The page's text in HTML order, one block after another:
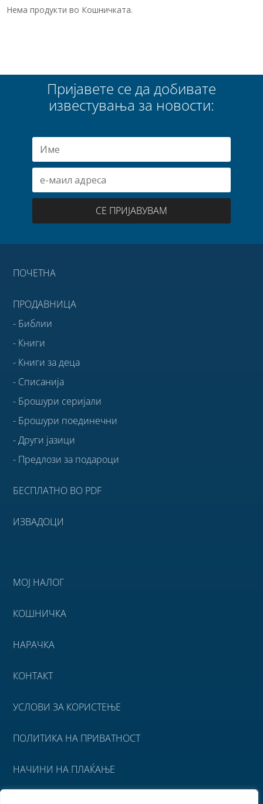
Нема продукти во Кошничката.
Пријавете се да добивате
известувања за новости:
СЕ ПРИЈАВУВАМ
ПОЧЕТНА
ПРОДАВНИЦА
- Библии
- Книги
- Книги за деца
- Списанија
- Брошури серијали
- Брошури поединечни
- Други јазици
- Предлози за подароци
БЕСПЛАТНО ВО PDF
ИЗВАДОЦИ
МОЈ НАЛОГ
КОШНИЧКА
НАРАЧКА
КОНТАКТ
УСЛОВИ ЗА КОРИСТЕЊЕ
ПОЛИТИКА НА ПРИВАТНОСТ
НАЧИНИ НА ПЛАЌАЊЕ